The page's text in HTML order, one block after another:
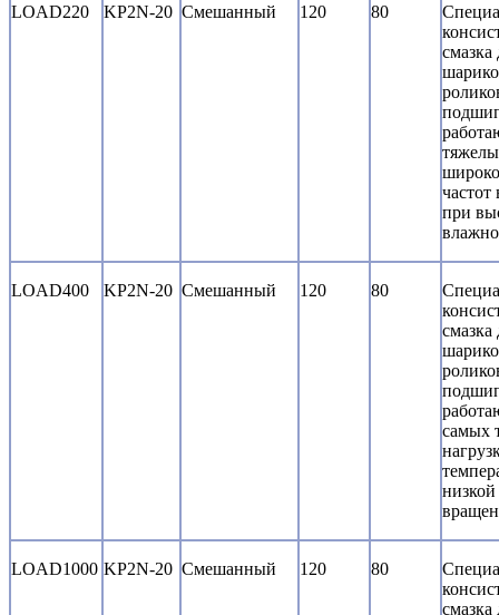
LOAD220 KP2N-20 Смешанный 120 80
смазка
при
LOAD400 KP2N-20 Смешанный 120 80
смазка
самых
низкой
LOAD1000 KP2N-20 Смешанный 120 80
смазка